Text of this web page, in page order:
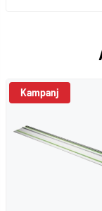
Kampanj